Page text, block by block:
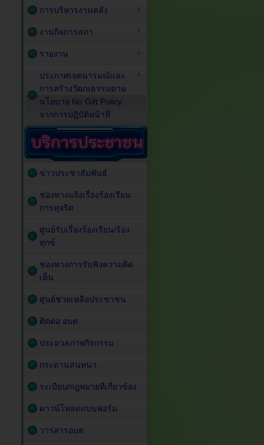
การบริหารงานคลัง
งานกิจการสภา
รายงาน
ประกาศเจตนารมณ์และ
การสร้างวัฒนธรรมตาม
นโยบาย No Gift Policy
จากการปฏิบัติหน้าที่
ข่าวประชาสัมพันธ์
ช่องทางแจ้งเรื่องร้องเรียน
การทุจริต
ศูนย์รับเรื่องร้องเรียน/ร้อง
ทุกข์
ช่องทางการรับฟังความคิด
เห็น
ศูนย์ช่วยเหลือประชาชน
ติดต่อ อบต.
ประมวลภาพกิจกรรม
กระดานสนทนา
ระเบียบ/กฎหมายที่เกี่ยวข้อง
ดาวน์โหลดแบบฟอร์ม
วารสารอบต.